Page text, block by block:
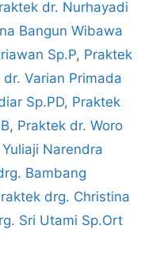
dr. Nurhayadi
Bangun Wibawa
Sp.P, Praktek
dr. Varian Primada
Sp.PD, Praktek
, Praktek dr. Woro
Narendra
Bambang
drg. Christina
Sri Utami Sp.Ort